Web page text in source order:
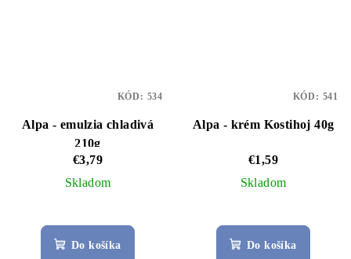
Alpa - emulzia chladivá
210g
€3,79
Skladom
Do košíka
KÓD: 534
Alpa - krém Kostihoj 40g
€1,59
Skladom
Do košíka
KÓD: 541